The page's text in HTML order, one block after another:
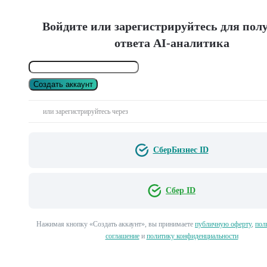
Войдите или зарегистрируйтесь для
ответа AI-аналитика
Создать аккаунт
или зарегистрируйтесь через
СберБизнес ID
Сбер ID
Нажимая кнопку «Создать аккаунт», вы принимаете публичную оферту,
соглашениеи политику конфиденциальности